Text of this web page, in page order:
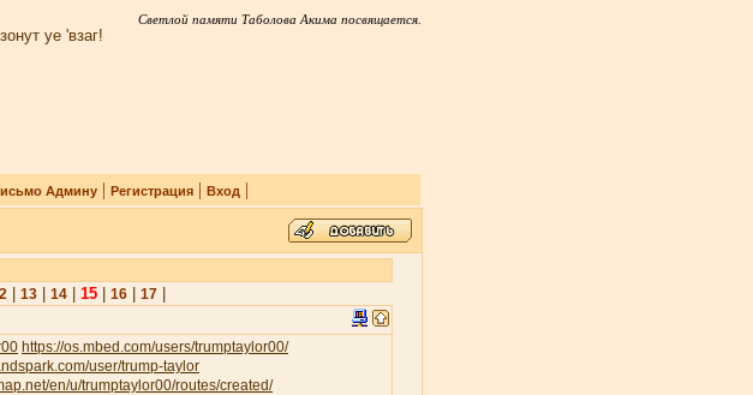
Светлой памяти Таболова Акима посвящается.
уе 'взаг!
Админу| Регистрация| Вход |
| 13| 14| 15| 16| 17|
https://os.mbed.com/users/trumptaylor00/
user/trump-taylor
en/u/trumptaylor00/routes/created/